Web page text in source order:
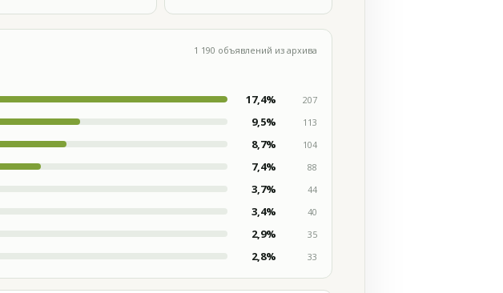
1 190 объявлений из архива
17,4%
207
9,5%
113
8,7%
104
7,4%
88
3,7%
44
3,4%
40
2,9%
35
2,8% 33